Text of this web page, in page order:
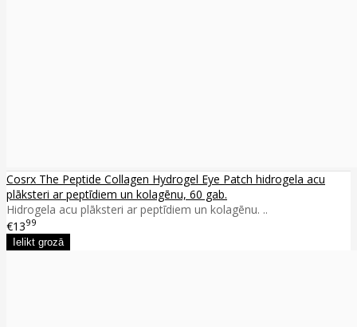
Cosrx The Peptide Collagen Hydrogel Eye Patch hidrogela acu
plāksteri ar peptīdiem un kolagēnu, 60 gab.
Hidrogela acu plāksteri ar peptīdiem un kolagēnu. ..
€1399